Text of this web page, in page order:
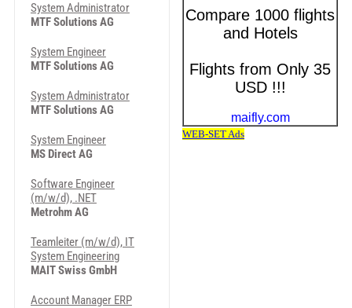
System Administrator
MTF Solutions AG
System Engineer
MTF Solutions AG
System Administrator
MTF Solutions AG
System Engineer
MS Direct AG
Software Engineer
(m/w/d), .NET
Metrohm AG
Teamleiter (m/w/d), IT
System Engineering
MAIT Swiss GmbH
Account Manager ERP